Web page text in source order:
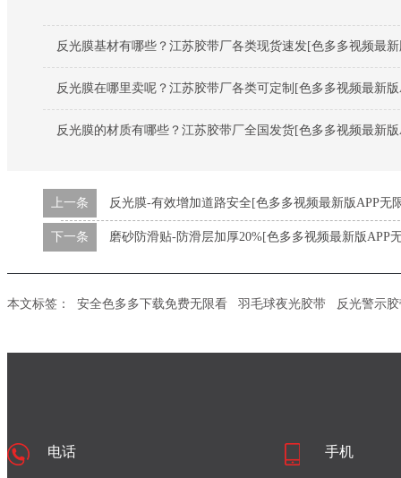
反光膜基材有哪些？江苏胶带厂各类现货速发[色多多视频最
反光膜在哪里卖呢？江苏胶带厂各类可定制[色多多视频最新
反光膜的材质有哪些？江苏胶带厂全国发货[色多多视频最新
上一条 反光膜-有效增加道路安全[色多多视频最新版APP无
下一条 磨砂防滑贴-防滑层加厚20%[色多多视频最新版APP
本文标签： 安全色多多下载免费无限看 羽毛球夜光胶带 反光警示
电话 手机